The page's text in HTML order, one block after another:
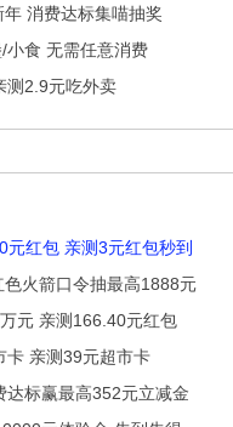
消费达标集喵抽奖
小食 无需任意消费
测2.9元吃外卖
红包 亲测3元红包秒到
火箭口令抽最高1888元
元 亲测166.40元红包
卡 亲测39元超市卡
达标赢最高352元立减金